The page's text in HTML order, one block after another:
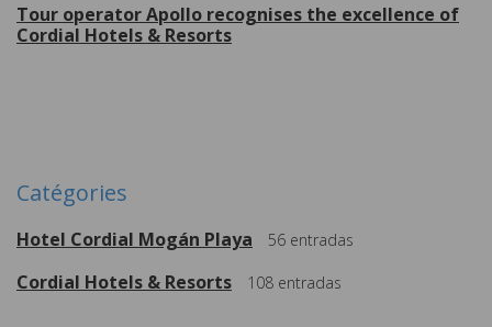
Tour operator Apollo recognises the excellence of
Cordial Hotels & Resorts
Catégories
Hotel Cordial Mogán Playa 56 entradas
Cordial Hotels & Resorts 108 entradas